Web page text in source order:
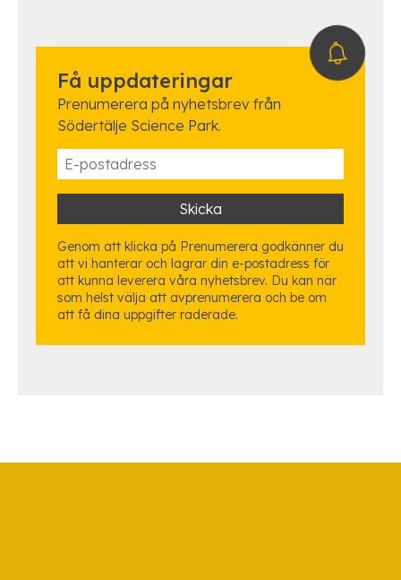
Få uppdateringar
Prenumerera på nyhetsbrev från
Södertälje Science Park.
Genom att klicka på Prenumerera godkänner du
att vi hanterar och lagrar din e-postadress för
att kunna leverera våra nyhetsbrev. Du kan när
som helst välja att avprenumerera och be om
att få dina uppgifter raderade.